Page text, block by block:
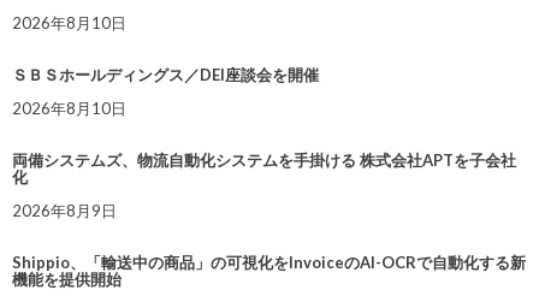
2026年8月10日
ＳＢＳホールディングス／DEI座談会を開催
2026年8月10日
両備システムズ、物流自動化システムを手掛ける 株式会社APTを子会社
化
2026年8月9日
Shippio、「輸送中の商品」の可視化をInvoiceのAI-OCRで自動化する新
機能を提供開始